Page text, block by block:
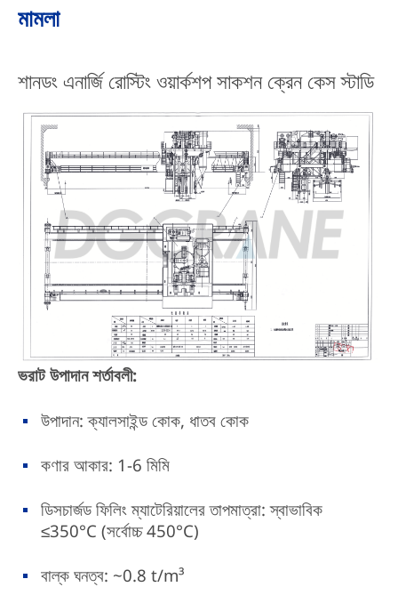
মামলা
শানডং এনার্জি রোস্টিং ওয়ার্কশপ সাকশন ক্রেন কেস স্টাডি
ভরাট উপাদান শর্তাবলী:
উপাদান: ক্যালসাইন্ড কোক, ধাতব কোক
কণার আকার: 1-6 মিমি
ডিসচার্জড ফিলিং ম্যাটেরিয়ালের তাপমাত্রা: স্বাভাবিক
≤350°C (সর্বোচ্চ 450°C)
বাল্ক ঘনত্ব: ~0.8 t/m³